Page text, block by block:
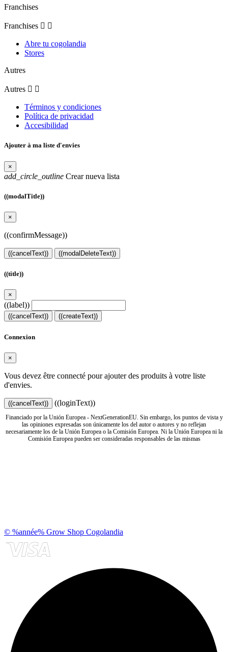
Franchises
Franchises  
Abre tu cogolandia
Stores
Autres
Autres  
Términos y condiciones
Política de privacidad
Accesibilidad
Ajouter à ma liste d'envies
×
add_circle_outline Crear nueva lista
((modalTitle))
×
((confirmMessage))
((cancelText)) ((modalDeleteText))
((title))
×
((label))
((cancelText)) ((createText))
Connexion
×
Vous devez être connecté pour ajouter des produits à votre liste
d'envies.
((cancelText)) ((loginText))
Financiado por la Unión Europea - NextGenerationEU. Sin embargo, los puntos de vista y
las opiniones expresadas son únicamente los del autor o autores y no reflejan
necesariamente los de la Unión Europea o la Comisión Europea. Ni la Unión Europea ni la
Comisión Europea pueden ser consideradas responsables de las mismas
© %année% Grow Shop Cogolandia